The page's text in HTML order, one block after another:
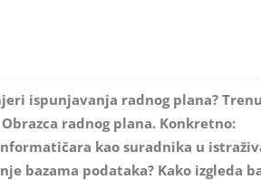
ispunjavanja radnog plana?
Obrazca radnog plana. Konkretno:
kao suradnika u
bazama podataka? Kako izgleda